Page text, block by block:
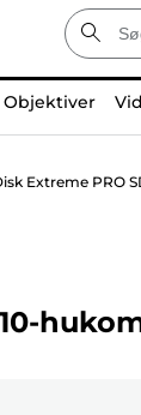
Objektiver
Extreme PRO